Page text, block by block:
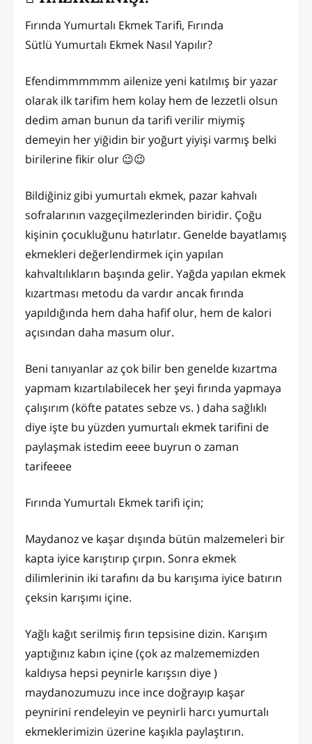
Fırında Yumurtalı Ekmek Tarifi, Fırında
Sütlü Yumurtalı Ekmek Nasıl Yapılır?
Efendimmmmmm ailenize yeni katılmış bir yazar
olarak ilk tarifim hem kolay hem de lezzetli olsun
dedim aman bunun da tarifi verilir miymiş
demeyin her yiğidin bir yoğurt yiyişi varmış belki
birilerine fikir olur 😉😉
Bildiğiniz gibi yumurtalı ekmek, pazar kahvalı
sofralarının vazgeçilmezlerinden biridir. Çoğu
kişinin çocukluğunu hatırlatır. Genelde bayatlamış
ekmekleri değerlendirmek için yapılan
kahvaltılıkların başında gelir. Yağda yapılan ekmek
kızartması metodu da vardır ancak fırında
yapıldığında hem daha hafif olur, hem de kalori
açısından daha masum olur.
Beni tanıyanlar az çok bilir ben genelde kızartma
yapmam kızartılabilecek her şeyi fırında yapmaya
çalışırım (köfte patates sebze vs. ) daha sağlıklı
diye işte bu yüzden yumurtalı ekmek tarifini de
paylaşmak istedim eeee buyrun o zaman
tarifeeee
Fırında Yumurtalı Ekmek tarifi için;
Maydanoz ve kaşar dışında bütün malzemeleri bir
kapta iyice karıştırıp çırpın. Sonra ekmek
dilimlerinin iki tarafını da bu karışıma iyice batırın
çeksin karışımı içine.
Yağlı kağıt serilmiş fırın tepsisine dizin. Karışım
yaptığınız kabın içine (çok az malzememizden
kaldıysa hepsi peynirle karışsın diye )
maydanozumuzu ince ince doğrayıp kaşar
peynirini rendeleyin ve peynirli harcı yumurtalı
ekmeklerimizin üzerine kaşıkla paylaştırın.